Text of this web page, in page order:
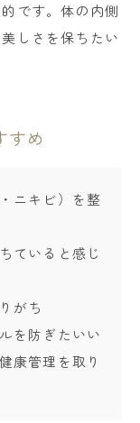
です。体の内側
しさを保ちたい
すめ
ニキビ）を整
ていると感じ
がち
を防ぎたいい
康管理を取り